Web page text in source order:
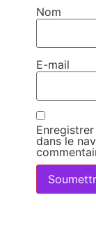
Nom
E-mail
dans le